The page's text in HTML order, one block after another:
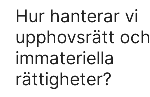
Hur hanterar vi
upphovsrätt och
immateriella
rättigheter?